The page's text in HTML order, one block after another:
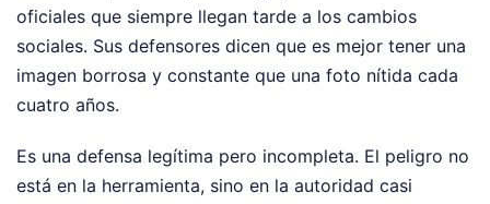
oficiales que siempre llegan tarde a los cambios
sociales. Sus defensores dicen que es mejor tener una
imagen borrosa y constante que una foto nítida cada
cuatro años.
Es una defensa legítima pero incompleta. El peligro no
está en la herramienta, sino en la autoridad casi